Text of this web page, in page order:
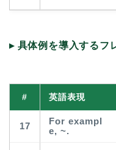
▸ 具体例を導入するフ
# 英語表現
17
For exampl
e, ~.